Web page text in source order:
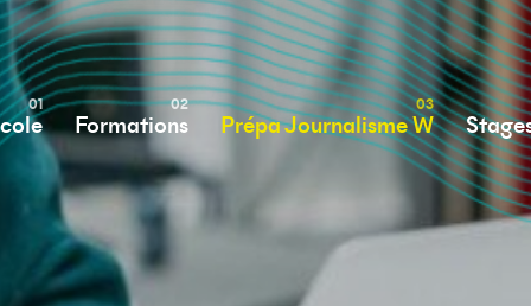
Formations Prépa Journalisme W